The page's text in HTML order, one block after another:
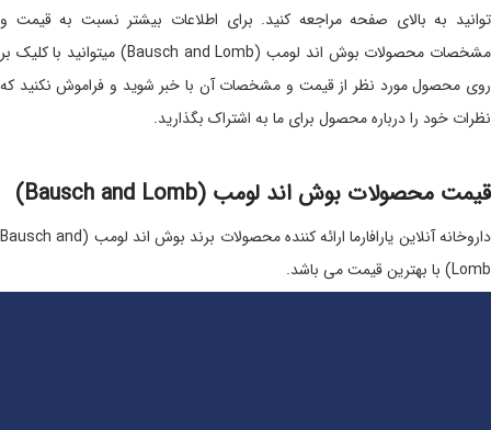
توانید به بالای صفحه مراجعه کنید. برای اطلاعات بیشتر نسبت به قیمت و
مشخصات محصولات بوش اند لومب (Bausch and Lomb) میتوانید با کلیک بر
روی محصول مورد نظر از قیمت و مشخصات آن با خبر شوید و فراموش نکنید که
نظرات خود را درباره محصول برای ما به اشتراک بگذارید.
قیمت محصولات بوش اند لومب (Bausch and Lomb)
داروخانه آنلاین یارافارما ارائه کننده محصولات برند بوش اند لومب (Bausch and
Lomb) با بهترین قیمت می باشد.